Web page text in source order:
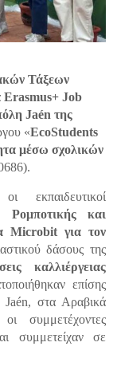
Τάξεων
Erasmus+ Job
Jaén της
«EcoStudents
μέσω σχολικών
εκπαιδευτικοί
Ρομποτικής και
Microbit για τον
δάσους της
καλλιέργειας
επίσης
στα Αραβικά
συμμετέχοντες
συμμετείχαν σε